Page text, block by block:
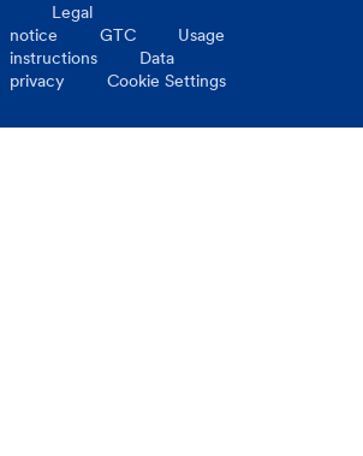
Legal
notice
GTC
Usage
instructions
Data
privacy
Cookie Settings